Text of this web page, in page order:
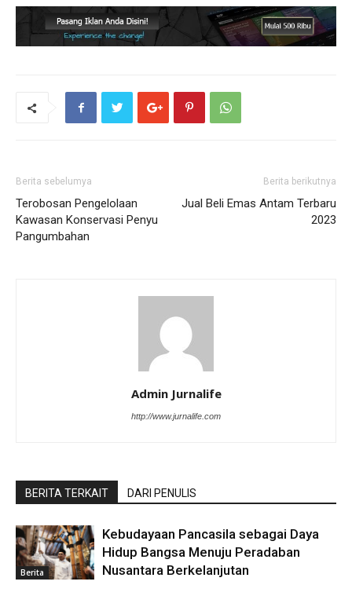
Berita sebelumya
Terobosan Pengelolaan
Kawasan Konservasi Penyu
Pangumbahan
Berita berikutnya
Jual Beli Emas Antam Terbaru
2023
Admin Jurnalife
http://www.jurnalife.com
BERITA TERKAIT DARI PENULIS
Berita
Kebudayaan Pancasila sebagai Daya
Hidup Bangsa Menuju Peradaban
Nusantara Berkelanjutan